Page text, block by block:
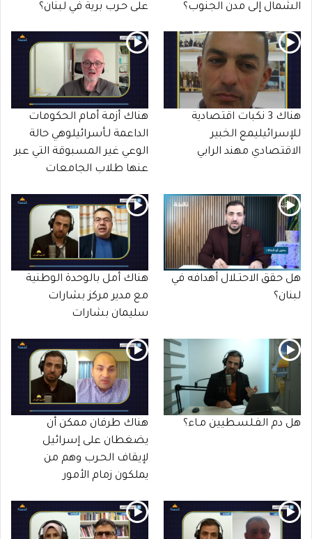
الشمال إلى مدن الجنوب؟
على حـرب برية في لبنان؟
هناك 3 نكبات اقتصادية
للإسرائيليمع الخبير
الاقتصادي مهند الرابي
هناك أزمة أمام الحكومات
الداعمة لـأسرائيلوهي حالة
الوعي غير المسبوقة التي عبر
عنها طلاب الجامعات
هل حقق الاحتـلال أهدافه في
لبنان؟
هناك أمل بالوحدة الوطنية
مع مدير مركز بشارات
سليمان بشارات
هل دم الفـلسـطيين مـاء؟
هناك طرفان ممكن أن
يضغطان على إسرائيل
لإيقاف الحـرب وهم من
يملكون زمام الأمور